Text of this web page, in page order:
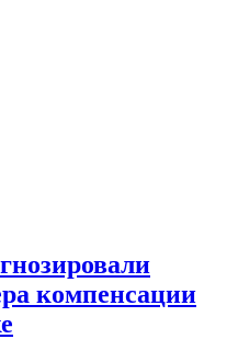
компенсации